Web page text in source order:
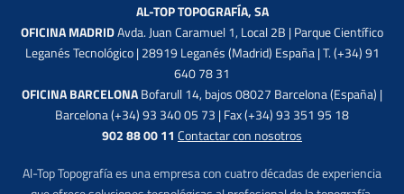
AL-TOP TOPOGRAFÍA, SA
OFICINA MADRIDAvda. Juan Caramuel 1, Local 2B | Parque Científico
Leganés Tecnológico | 28919 Leganés (Madrid) España | T. (+34) 91
640 78 31
OFICINA BARCELONABofarull 14, bajos 08027 Barcelona (España) |
Barcelona (+34) 93 340 05 73 | Fax (+34) 93 351 95 18
902 88 00 11 Contactar con nosotros
Al-Top Topografía es una empresa con cuatro décadas de experiencia